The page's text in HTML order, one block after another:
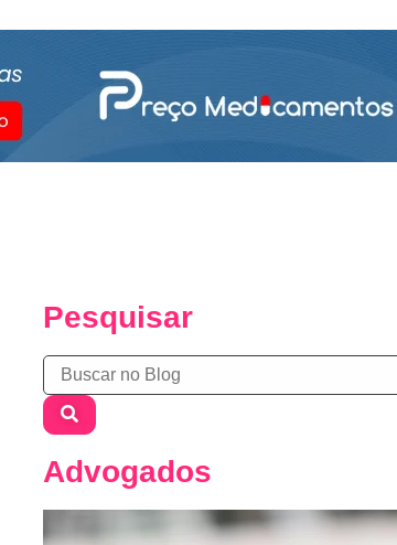
Pesquisar
Advogados